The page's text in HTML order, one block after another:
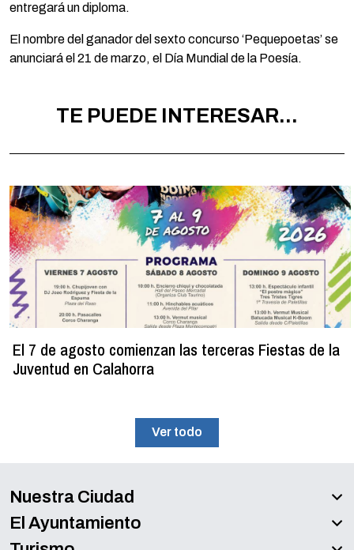
entregará un diploma.
El nombre del ganador del sexto concurso ‘Pequepoetas’ se
anunciará el 21 de marzo, el Día Mundial de la Poesía.
TE PUEDE INTERESAR...
El 7 de agosto comienzan las terceras Fiestas de la
Juventud en Calahorra
Ver todo
Nuestra Ciudad
El Ayuntamiento